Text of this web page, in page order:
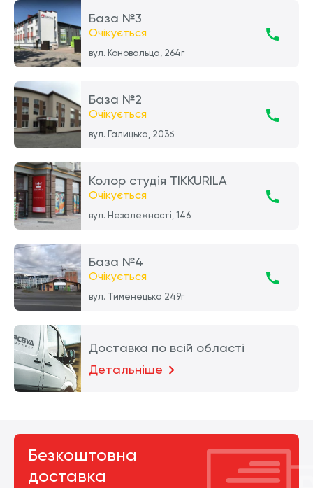
База №3
Очікується
вул. Коновальца, 264г
База №2
Очікується
вул. Галицька, 203б
Колор студія TIKKURILA
Очікується
вул. Незалежності, 146
База №4
Очікується
вул. Тименецька 249г
Доставка по всій області
Детальніше
Безкоштовна
доставка